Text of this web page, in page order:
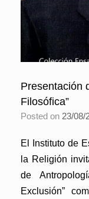
Presentación
Filosófica”
Posted on 23/08/
El Instituto de
la Religión
de
Exclusión”